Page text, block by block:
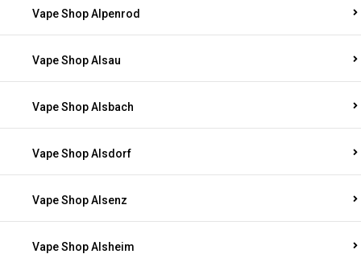
Vape Shop Alpenrod
Vape Shop Alsau
Vape Shop Alsbach
Vape Shop Alsdorf
Vape Shop Alsenz
Vape Shop Alsheim